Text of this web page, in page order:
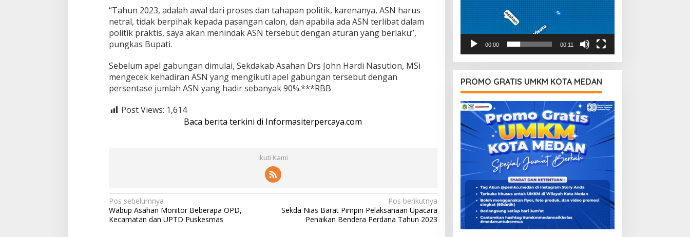
s
a
h
a
n
a
a
t
p
e
n
P
e
“Tahun 2023, adalah awal dari proses dan tahapan politik, karenanya, ASN harus
netral, tidak berpihak kepada pasangan calon, dan apabila ada ASN terlibat dalam
politik praktis, saya akan menindak ASN tersebut dengan aturan yang berlaku”,
pungkas Bupati.
Sebelum apel gabungan dimulai, Sekdakab Asahan Drs John Hardi Nasution, MSi
mengecek kehadiran ASN yang mengikuti apel gabungan tersebut dengan
persentase jumlah ASN yang hadir sebanyak 90%.***RBB
Post Views: 1,614
Baca berita terkini di Informasiterpercaya.com
Ikuti Kami
N
a
Pos sebelumnya
Wabup Asahan Monitor Beberapa OPD,
Kecamatan dan UPTD Puskesmas
Pos berikutnya
Sekda Nias Barat Pimpin Pelaksanaan Upacara
Penaikan Bendera Perdana Tahun 2023
00:00 00:11
PROMO GRATIS UMKM KOTA MEDAN